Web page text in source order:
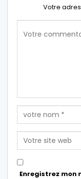
Votre
Enregistrez mon